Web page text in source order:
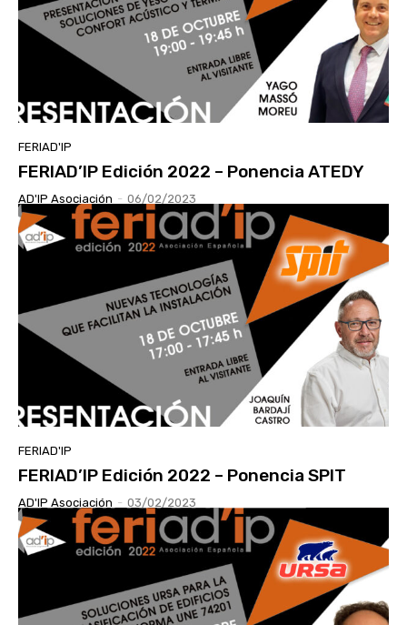
FERIAD'IP
FERIAD’IP Edición 2022 – Ponencia ATEDY
AD'IP Asociación - 06/02/2023
FERIAD'IP
FERIAD’IP Edición 2022 – Ponencia SPIT
AD'IP Asociación - 03/02/2023